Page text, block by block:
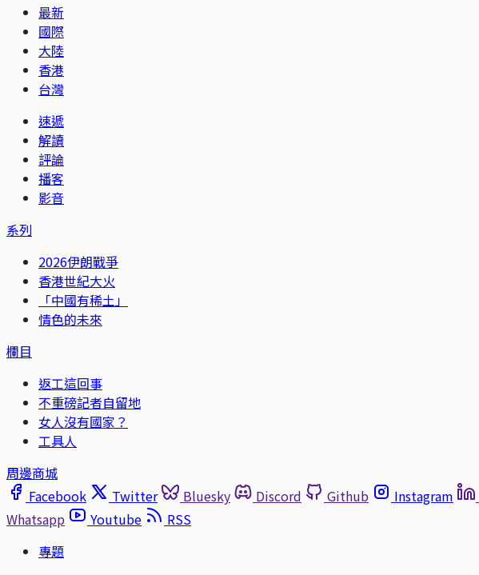
最新
國際
大陸
香港
台灣
速遞
解讀
評論
播客
影音
系列
2026伊朗戰爭
香港世紀大火
「中國有稀土」
情色的未來
欄目
返工這回事
不重磅記者自留地
女人沒有國家？
工具人
周邊商城
Facebook
Twitter Bluesky Discord Github Instagram
Whatsapp
Youtube
RSS
專題